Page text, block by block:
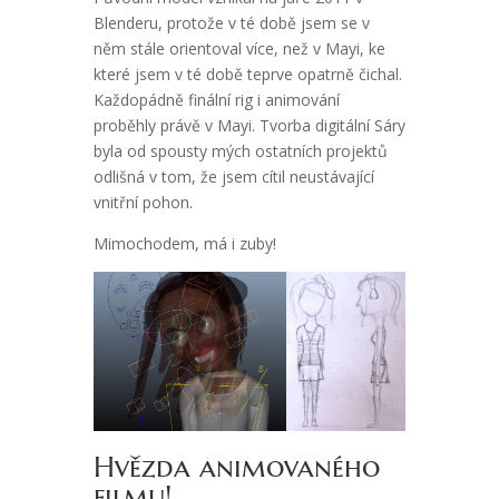
Blenderu, protože v té době jsem se v
něm stále orientoval více, než v Mayi, ke
které jsem v té době teprve opatrně čichal.
Každopádně finální rig i animování
proběhly právě v Mayi. Tvorba digitální Sáry
byla od spousty mých ostatních projektů
odlišná v tom, že jsem cítil neustávající
vnitřní pohon.
Mimochodem, má i zuby!
Hvězda animovaného